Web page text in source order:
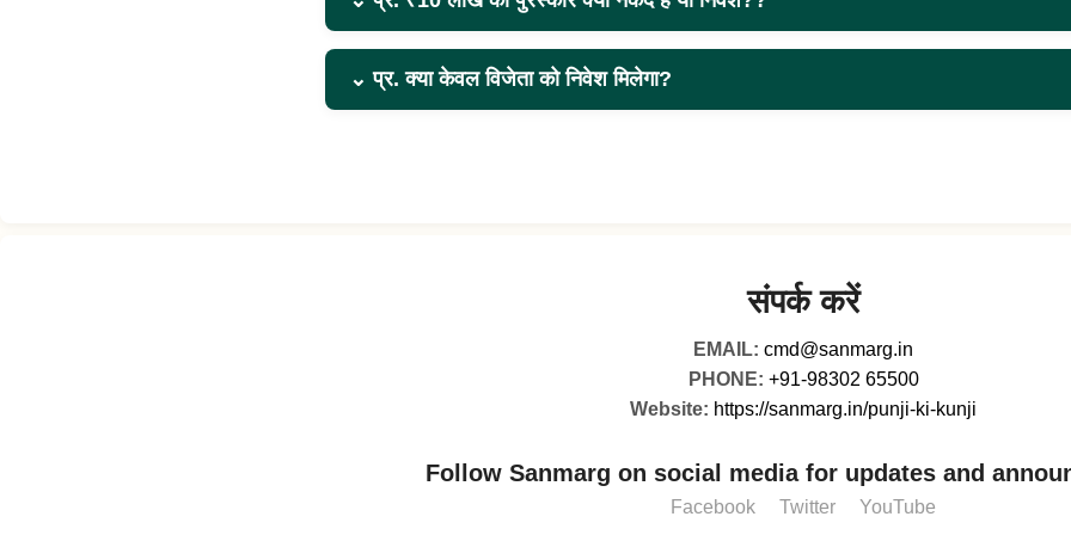
⌄प्र. क्या केवल विजेता को निवेश मिलेगा?
संपर्क करें
EMAIL: cmd@sanmarg.in
PHONE: +91-98302 65500
Website: https://sanmarg.in/punji-ki-kunji
Follow Sanmarg on social media for updates and
Facebook Twitter YouTube